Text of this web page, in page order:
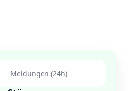
Meldungen (24h)